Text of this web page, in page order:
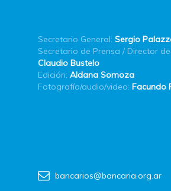
Secretario General: Sergio
Secretario de Prensa / Director
Claudio Bustelo
Edición: Aldana Somoza
Fotografía/audio/video: Facundo
bancarios@bancaria.org.ar